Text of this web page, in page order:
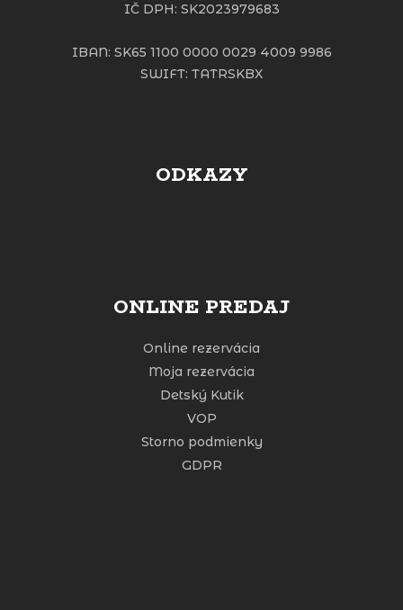
IČ DPH: SK2023979683
IBAN: SK65 1100 0000 0029 4009 9986
SWIFT: TATRSKBX
ODKAZY
ONLINE PREDAJ
Online rezervácia
Moja rezervácia
Detský Kutik
VOP
Storno podmienky
GDPR